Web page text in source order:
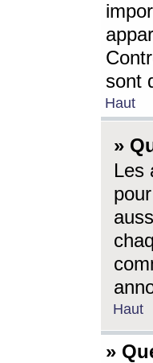
sont
Haut
»
Les
Haut
»